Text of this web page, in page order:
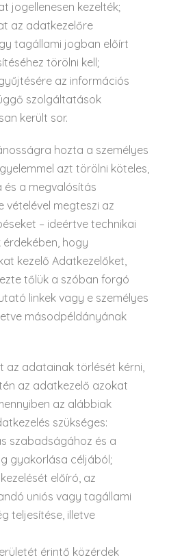
jogellenesen kezelték;
az adatkezelőre
tagállami jogban előírt
törölni kell;
az információs
szolgáltatások
került sor.
hozta a személyes
azt törölni köteles,
a megvalósítás
vételével megteszi az
– ideértve technikai
hogy
kezelő Adatkezelőket,
tőlük a szóban forgó
linkek vagy e személyes
másodpéldányának
az adatainak törlését kérni,
az adatkezelő azokat
az alábbiak
szükséges:
szabadságához és a
gyakorlása céljából;
előíró, az
uniós vagy tagállami
teljesítése, illetve
érintő közérdek